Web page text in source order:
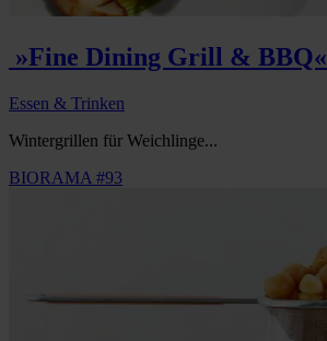
»Fine Dining Grill & BBQ«
Essen & Trinken
Wintergrillen für Weichlinge...
BIORAMA #93